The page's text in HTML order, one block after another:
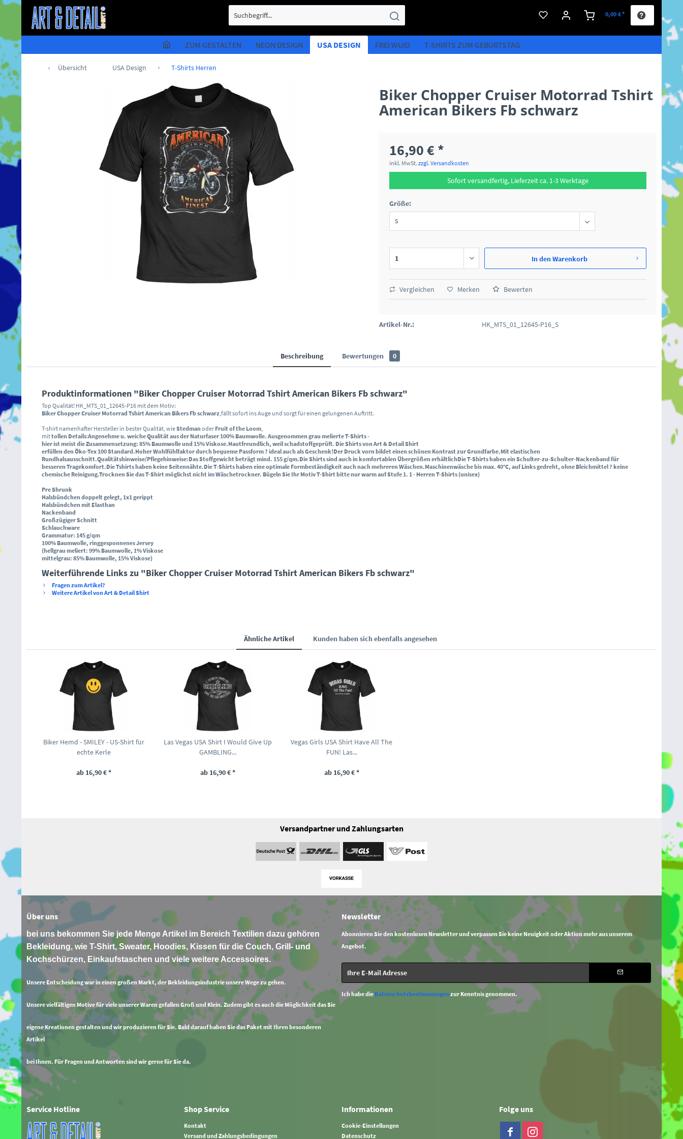
0,00 € *
ZUM GESTALTEN NEON DESIGN USA DESIGN FREI WUID T-SHIRTS ZUM GEBURTSTAG
Übersicht USA Design T-Shirts Herren
Biker Chopper Cruiser Motorrad Tshirt
American Bikers Fb schwarz
16,90 € *
inkl. MwSt.zzgl. Versandkosten
Sofort versandfertig, Lieferzeit ca. 1-3 Werktage
Größe:
In denWarenkorb
Vergleichen Merken Bewerten
Artikel-Nr.: HK_MTS_01_12645-P16_S
Beschreibung Bewertungen 0
Produktinformationen "Biker Chopper Cruiser Motorrad Tshirt American Bikers Fb schwarz"
Top Qualität! HK_MTS_01_12645-P16 mit dem Motiv:
Biker Chopper Cruiser Motorrad Tshirt American Bikers Fb schwarz ,fällt sofort ins Auge und sorgt für einen gelungenen Auftritt.
T-shirt namenhafter Hersteller in bester Qualität, wieStedman oder Fruit of the Loom
mittollen Details:Angenehme u. weiche Qualität aus der Naturfaser 100% Baumwolle. Ausgenommen grau melierte T-Shirts -
hier ist meist die Zusammensetzung: 85% Baumwolle und 15% Viskose.Hautfreundlich, weil schadstoffgeprüft. Die Shirts von Art & Detail Shirt
erfüllen den Öko-Tex 100 Standard.Hoher Wohlfühlfaktor durch bequeme Passform? ideal auch als Geschenk!Der Druck vorn bildet einen schönen Kontrast zur Grundfarbe.Mit elastischen
Rundhalsausschnitt.Qualitätshinweise/Pflegehinweise:Das Stoffgewicht beträgt mind. 155 g/qm.Die Shirts sind auch in komfortablen Übergrößen erhältlichDie T-Shirts haben ein Schulter-zu-Schulter-Nackenband für
besseren Tragekomfort.Die Tshirts haben keine Seitennähte.Die T-Shirts haben eine optimale Formbeständigkeit auch nach mehreren Wäschen.Maschinenwäsche bis max. 40°C, auf Links gedreht, ohne Bleichmittel ? keine
chemische Reinigung.Trocknen Sie das T-Shirt möglichst nicht im Wäschetrockner. Bügeln Sie Ihr Motiv T-Shirt bitte nur warm auf Stufe 1. 1 - Herren T-Shirts (unisex)
Pre Shrunk
Halsbündchen doppelt gelegt, 1x1 gerippt
Halsbündchen mit Elasthan
Nackenband
Großzügiger Schnitt
Schlauchware
Grammatur: 145 g/qm
100% Baumwolle, ringgesponnenes Jersey
(hellgrau meliert: 99% Baumwolle, 1% Viskose
mittelgrau: 85% Baumwolle, 15% Viskose)
Weiterführende Links zu "Biker Chopper Cruiser Motorrad Tshirt American Bikers Fb schwarz"
Fragen zum Artikel?
Weitere Artikel von Art & Detail Shirt
Ähnliche Artikel Kunden haben sich ebenfalls angesehen
Biker Hemd - SMILEY - US-Shirt für
echte Kerle
ab 16,90 € *
Las Vegas USA Shirt I Would Give Up
GAMBLING...
ab 16,90 € *
Vegas Girls USA Shirt Have All The
FUN! Las...
ab 16,90 € *
Versandpartner und Zahlungsarten
Über uns
bei uns bekommen Sie jede Menge Artikel im Bereich Textilien dazu gehören
Bekleidung, wie T-Shirt, Sweater, Hoodies, Kissen für die Couch, Grill- und
Kochschürzen, Einkaufstaschen und viele weitere Accessoires.
Unsere Entscheidung war in einen großen Markt, der Bekleidungsindustrie unsere Wege zu gehen.
Unsere vielfältigen Motive für viele unserer Waren gefallen Groß und Klein. Zudem gibt es auch die Möglichkeit das Sie
eigene Kreationen gestalten und wir produzieren für Sie. Bald darauf haben Sie das Paket mit Ihren besonderen
Artikel
bei Ihnen. Für Fragen und Antworten sind wir gerne für Sie da.
Newsletter
Abonnieren Sie den kostenlosen Newsletter und verpassen Sie keine Neuigkeit oder Aktion mehr aus unserem
Angebot.
Ich habe die Datenschutzbestimmungen zur Kenntnis genommen.
Service Hotline Shop Service
Kontakt
Versand und Zahlungsbedingungen
Informationen
Cookie-Einstellungen
Datenschutz
Folge uns